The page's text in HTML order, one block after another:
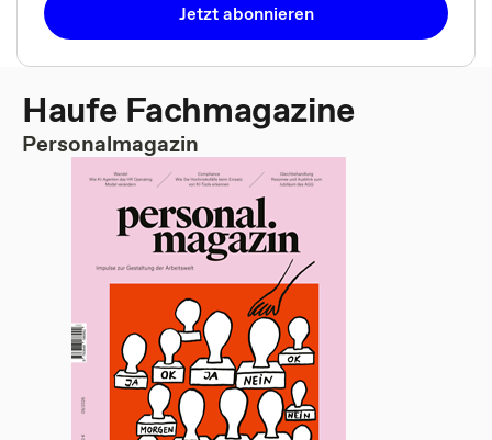
Jetzt abonnieren
Haufe Fachmagazine
Personalmagazin